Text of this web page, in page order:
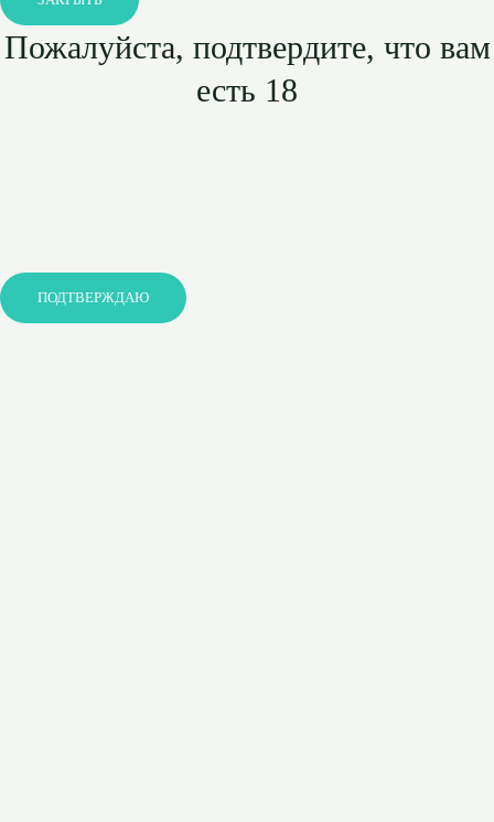
Пожалуйста, подтвердите, что вам
есть 18
ПОДТВЕРЖДАЮ